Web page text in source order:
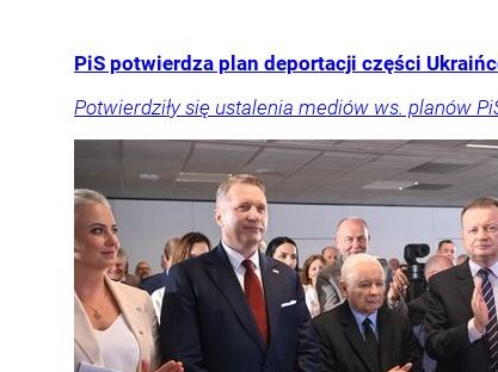
PiS potwierdza plan deportacji części
Potwierdziły się ustalenia mediów ws. planów